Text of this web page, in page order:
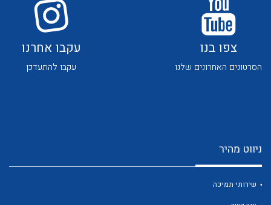
לכל מוצרי היצרן לכל מוצרי היצרן
לכל מוצרי היצרן
צפו בנו
הסרטונים האחרונים שלנו
עקבו אחרנו
עקבו להתעדכן
ניווט מהיר
שירותי תמיכה